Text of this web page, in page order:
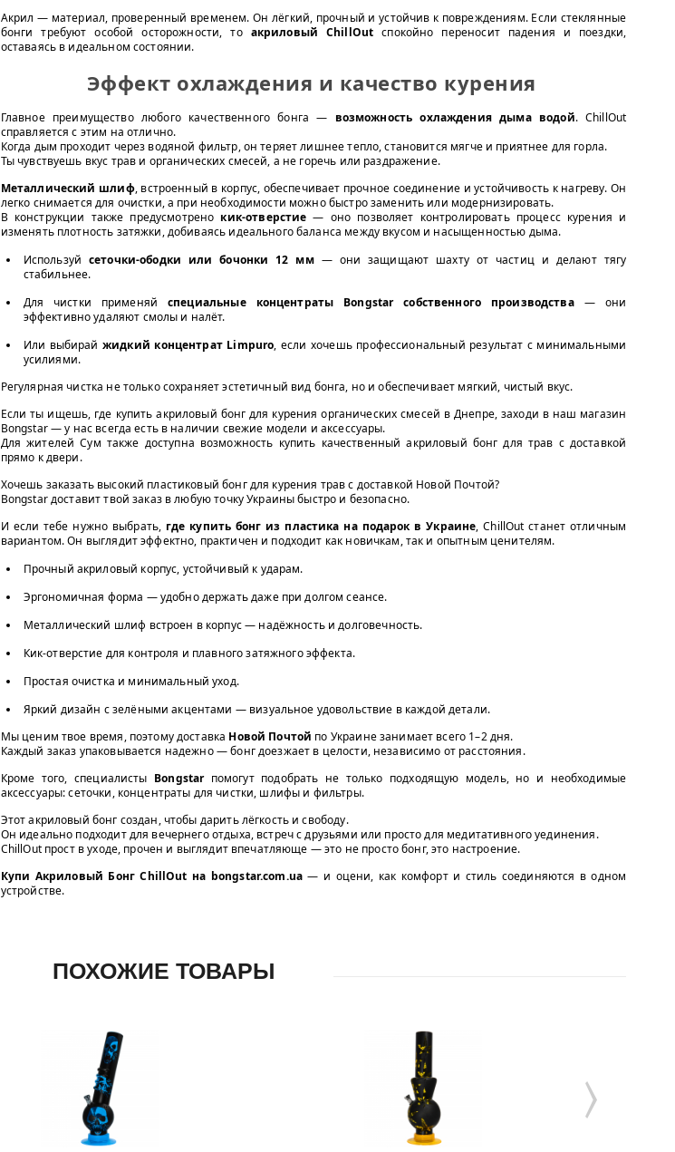
Акрил — материал, проверенный временем. Он лёгкий, прочный и устойчив к повреждениям. Если стеклянные
бонги требуют особой осторожности, то акриловый ChillOut спокойно переносит падения и поездки,
оставаясь в идеальном состоянии.
Эффект охлаждения и качество курения
Главное преимущество любого качественного бонга — возможность охлаждения дыма водой. ChillOut
справляется с этим на отлично.
Когда дым проходит через водяной фильтр, он теряет лишнее тепло, становится мягче и приятнее для горла.
Ты чувствуешь вкус трав и органических смесей, а не горечь или раздражение.
Металлический шлиф, встроенный в корпус, обеспечивает прочное соединение и устойчивость к нагреву. Он
легко снимается для очистки, а при необходимости можно быстро заменить или модернизировать.
В конструкции также предусмотрено кик-отверстие — оно позволяет контролировать процесс курения и
изменять плотность затяжки, добиваясь идеального баланса между вкусом и насыщенностью дыма.
Используй сеточки-ободки или бочонки 12 мм— они защищают шахту от частиц и делают тягу
стабильнее.
Для чистки применяй специальные концентраты Bongstar собственного производства— они
эффективно удаляют смолы и налёт.
Или выбирайжидкий концентрат Limpuro, если хочешь профессиональный результат с минимальными
усилиями.
Регулярная чистка не только сохраняет эстетичный вид бонга, но и обеспечивает мягкий, чистый вкус.
Если ты ищешь, где купить акриловый бонг для курения органических смесей в Днепре, заходи в наш магазин
Bongstar — у нас всегда есть в наличии свежие модели и аксессуары.
Для жителей Сум также доступна возможность купить качественный акриловый бонг для трав с доставкой
прямо к двери.
Хочешь заказать высокий пластиковый бонг для курения трав с доставкой Новой Почтой?
Bongstar доставит твой заказ в любую точку Украины быстро и безопасно.
И если тебе нужно выбрать, где купить бонг из пластика на подарок в Украине, ChillOut станет отличным
вариантом. Он выглядит эффектно, практичен и подходит как новичкам, так и опытным ценителям.
Прочный акриловый корпус, устойчивый к ударам.
Эргономичная форма — удобно держать даже при долгом сеансе.
Металлический шлиф встроен в корпус — надёжность и долговечность.
Кик-отверстие для контроля и плавного затяжного эффекта.
Простая очистка и минимальный уход.
Яркий дизайн с зелёными акцентами — визуальное удовольствие в каждой детали.
Мы ценим твое время, поэтому доставка Новой Почтой по Украине занимает всего 1–2 дня.
Каждый заказ упаковывается надежно — бонг доезжает в целости, независимо от расстояния.
Кроме того, специалисты Bongstarпомогут подобрать не только подходящую модель, но и необходимые
аксессуары: сеточки, концентраты для чистки, шлифы и фильтры.
Этот акриловый бонг создан, чтобы дарить лёгкость и свободу.
Он идеально подходит для вечернего отдыха, встреч с друзьями или просто для медитативного уединения.
ChillOut прост в уходе, прочен и выглядит впечатляюще — это не просто бонг, это настроение.
Купи Акриловый Бонг ChillOut на bongstar.com.ua — и оцени, как комфорт и стиль соединяются в одном
устройстве.
ПОХОЖИЕ ТОВАРЫ